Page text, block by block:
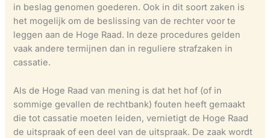
in beslag genomen goederen. Ook in dit soort zaken is
het mogelijk om de beslissing van de rechter voor te
leggen aan de Hoge Raad. In deze procedures gelden
vaak andere termijnen dan in reguliere strafzaken in
cassatie.
Als de Hoge Raad van mening is dat het hof (of in
sommige gevallen de rechtbank) fouten heeft gemaakt
die tot cassatie moeten leiden, vernietigt de Hoge Raad
de uitspraak of een deel van de uitspraak. De zaak wordt